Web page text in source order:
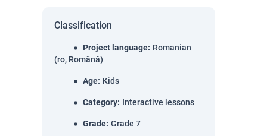
Classification
Project language: Romanian
(ro, Română)
Age: Kids
Category: Interactive lessons
Grade: Grade 7